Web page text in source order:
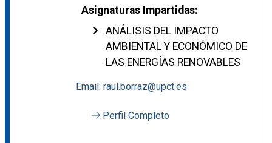
Asignaturas Impartidas:
ANÁLISIS DEL IMPACTO
AMBIENTAL Y ECONÓMICO DE
LAS ENERGÍAS RENOVABLES
Email: raul.borraz@upct.es
Perfil Completo